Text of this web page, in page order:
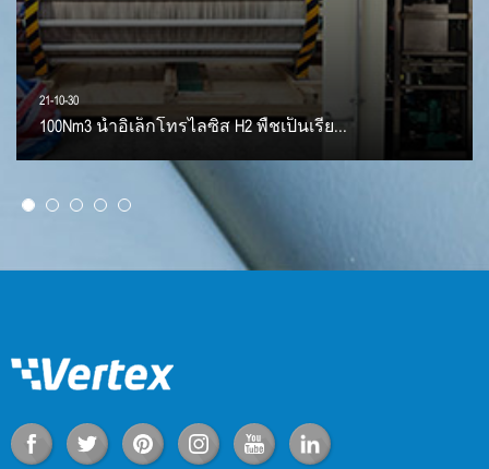
21-10-30
100Nm3 น้ำอิเล็กโทรไลซิส H2 พืชเป็นเรีย...